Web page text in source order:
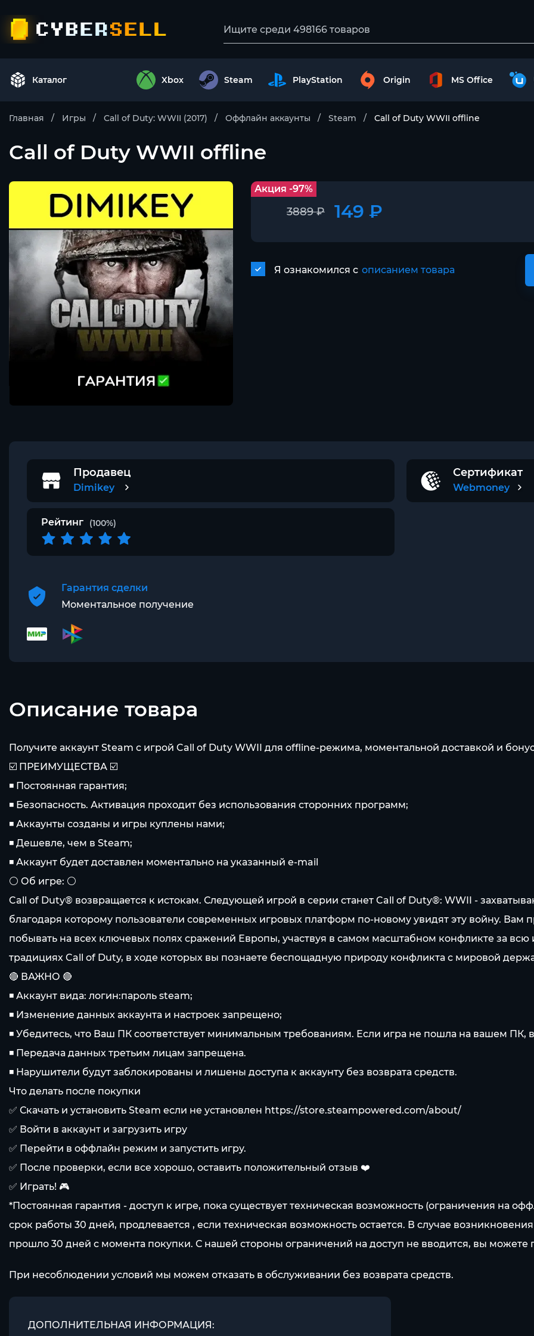
Каталог Xbox Steam PlayStation Origin MS Office
Главная Игры Call of Duty: WWII (2017) Оффлайн аккаунты Steam Call of Duty WWII offline
Call of Duty WWII offline
Акция -97%
3889 ₽ 149 ₽
Я ознакомился с описанием товара
Продавец
Dimikey
Сертификат
Webmoney
Рейтинг (100%)
Гарантия сделки
Моментальное получение
Описание товара
Получите аккаунт Steam с игрой Call of Duty WWII для offline-режима, моментальной доставкой и
☑️ ПРЕИМУЩЕСТВА ☑️
◾️ Постоянная гарантия;
◾️ Безопасность. Активация проходит без использования сторонних программ;
◾️ Аккаунты созданы и игры куплены нами;
◾️ Дешевле, чем в Steam;
◾️ Аккаунт будет доставлен моментально на указанный e-mail
⚪️ Об игре: ⚪️
Call of Duty® возвращается к истокам. Следующей игрой в серии станет Call of Duty®: WWII -
благодаря которому пользователи современных игровых платформ по-новому увидят эту войну. Вам
побывать на всех ключевых полях сражений Европы, участвуя в самом масштабном конфликте за
традициях Call of Duty, в ходе которых вы познаете беспощадную природу конфликта с мировой
🔴 ВАЖНО 🔴
◾️ Аккаунт вида: логин:пароль steam;
◾️ Изменение данных аккаунта и настроек запрещено;
◾️ Убедитесь, что Ваш ПК соответствует минимальным требованиям. Если игра не пошла на вашем ПК,
◾️ Передача данных третьим лицам запрещена.
◾️ Нарушители будут заблокированы и лишены доступа к аккаунту без возврата средств.
Что делать после покупки
✅ Скачать и установить Steam если не установлен https://store.steampowered.com/about/
✅ Войти в аккаунт и загрузить игру
✅ Перейти в оффлайн режим и запустить игру.
✅ После проверки, если все хорошо, оставить положительный отзыв ❤️
✅ Играть! 🎮
*Постоянная гарантия - доступ к игре, пока существует техническая возможность (ограничения на
срок работы 30 дней, продлевается , если техническая возможность остается. В случае
прошло 30 дней с момента покупки. С нашей стороны ограничений на доступ не вводится, вы можете
При несоблюдении условий мы можем отказать в обслуживании без возврата средств.
ДОПОЛНИТЕЛЬНАЯ ИНФОРМАЦИЯ: